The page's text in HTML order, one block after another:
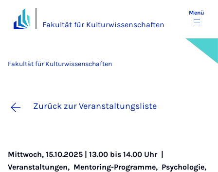
Fakultät für Kulturwissenschaften
Menü
Fakultät für Kulturwissenschaften
Zurück zur Veranstaltungsliste
Mittwoch, 15.10.2025 | 13.00 bis 14.00 Uhr |
Veranstaltungen, Mentoring-Programme, Psychologie,